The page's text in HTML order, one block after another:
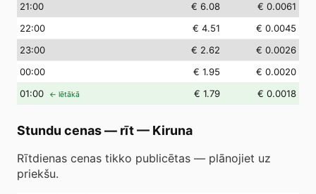
21:00 € 6.08
€ 0.0061
22:00 € 4.51
€ 0.0045
23:00 € 2.62
€ 0.0026
00:00 € 1.95
€ 0.0020
01:00 ← lētākā € 1.79 € 0.0018
Stundu cenas — rīt— Kiruna
Rītdienas cenas tikko publicētas — plānojiet uz
priekšu.